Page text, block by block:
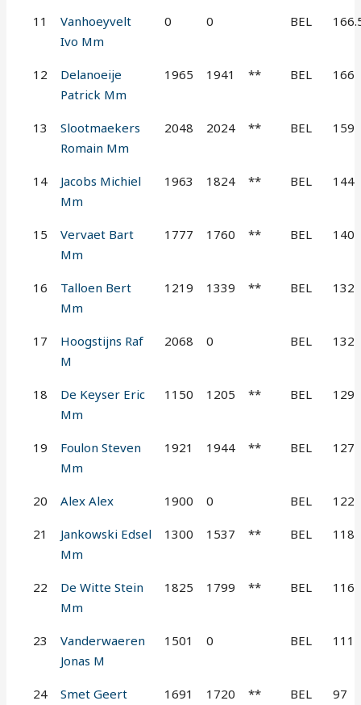
11
Vanhoeyvelt
Ivo Mm
0 0 BEL
12
Delanoeije
Patrick Mm
1965 1941 ** BEL 166
13
Slootmaekers
Romain Mm
2048 2024 ** BEL 159
14
Jacobs Michiel
Mm
1963 1824 ** BEL 144
15
Vervaet Bart
Mm
1777 1760 ** BEL 140
16
Talloen Bert
Mm
1219 1339 ** BEL 132
17
Hoogstijns Raf
M
2068 0 BEL 132
18
De Keyser Eric
Mm
1150 1205 ** BEL 129
19
Foulon Steven
Mm
1921 1944 ** BEL 127
20 Alex Alex 1900 0 BEL 122
21
Jankowski Edsel
Mm
1300 1537 ** BEL 118
22
De Witte Stein
Mm
1825 1799 ** BEL 116
23
Vanderwaeren
Jonas M
1501 0 BEL 111
24
Smet Geert
1691 1720 ** BEL 97